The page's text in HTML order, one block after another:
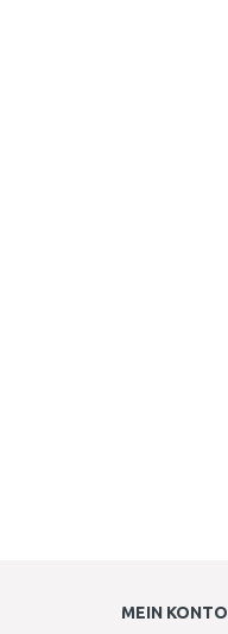
MEIN KONTO